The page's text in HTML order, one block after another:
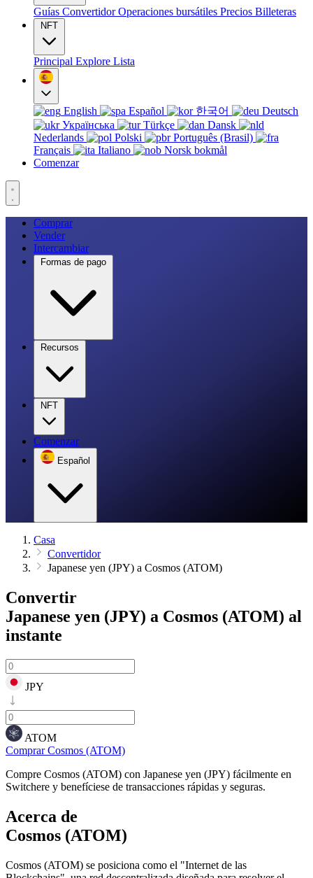
Guías ConvertidorOperaciones bursátiles Precios Billeteras
NFT
Principal Explore Lista
English Español 한국어
Deutsch
Українська
Türkçe
Dansk
Nederlands
Polski
Português (Brasil)
Français
Italiano
Norsk bokmål
Comenzar
Comprar
Vender
Intercambiar
Formas de pago
Recursos
NFT
Comenzar
Español
Casa
Convertidor
Japanese yen (JPY) a Cosmos (ATOM)
Convertir
Japanese yen (JPY) a Cosmos (ATOM) al
instante
JPY
ATOM
Comprar Cosmos (ATOM)
Compre Cosmos (ATOM) con Japanese yen (JPY) fácilmente en
Switchere y benefíciese de transacciones rápidas y seguras.
Acerca de
Cosmos (ATOM)
Cosmos (ATOM) se posiciona como el "Internet de las